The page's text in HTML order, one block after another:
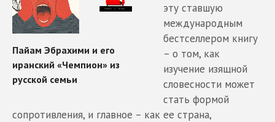
эту ставшую
международным
бестселлером книгу
– о том, как
изучение изящной
словесности может
стать формой
сопротивления, и главное – как ее страна,